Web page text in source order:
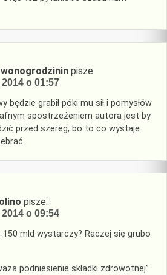
pisze:
o 01:57
będzie grabił póki mu sił i pomysłów
spostrzeżeniem autora jest by
przed szereg, bo to co wystaje
pisze:
o 09:54
150 mld wystarczy? Raczej się grubo
podniesienie składki zdrowotnej”